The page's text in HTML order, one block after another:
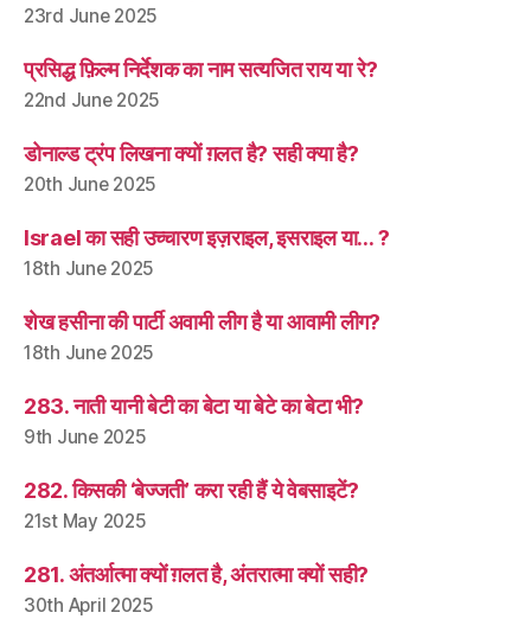
23rd June 2025
प्रसिद्ध फ़िल्म निर्देशक का नाम सत्यजित राय या रे?
22nd June 2025
डोनाल्ड ट्रंप लिखना क्यों ग़लत है? सही क्या है?
20th June 2025
Israel का सही उच्चारण इज़राइल, इसराइल या… ?
18th June 2025
शेख हसीना की पार्टी अवामी लीग है या आवामी लीग?
18th June 2025
283. नाती यानी बेटी का बेटा या बेटे का बेटा भी?
9th June 2025
282. किसकी ‘बेज्जती’ करा रही हैं ये वेबसाइटें?
21st May 2025
281. अंतर्आत्मा क्यों ग़लत है, अंतरात्मा क्यों सही?
30th April 2025